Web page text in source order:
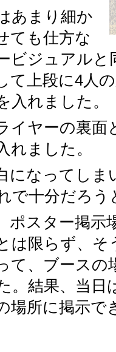
あまり細か
ても仕方な
ビジュアルと
て上段に4人
入れました。
イヤーの裏面
れました。
になってしま
で十分だろう
ポスター掲示
は限らず、そ
て、ブースの
。結果、当日
場所に掲示で